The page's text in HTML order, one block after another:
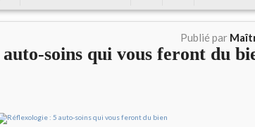
Publié par
soins qui vous feront du